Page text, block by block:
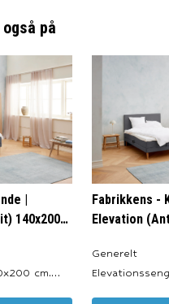
på
|
140x200
cm.
Fabrikkens -
Elevation
Generelt